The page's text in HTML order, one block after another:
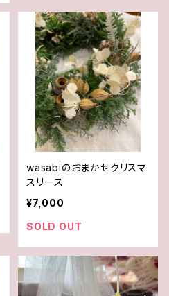
wasabiのおまかせクリスマ
スリース
¥7,000
SOLD OUT